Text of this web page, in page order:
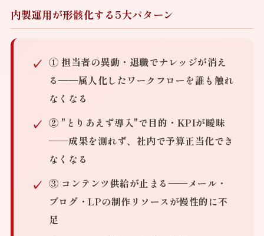
内製運用が形骸化する5大パターン
① 担当者の異動・退職でナレッジが消え
る——属人化したワークフローを誰も触れ
なくなる
② "とりあえず導入"で目的・KPIが曖昧
——成果を測れず、社内で予算正当化でき
なくなる
③ コンテンツ供給が止まる——メール・
ブログ・LPの制作リソースが慢性的に不
足